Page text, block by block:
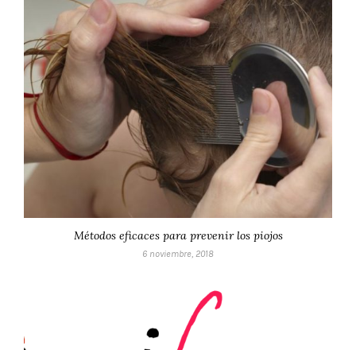
Métodos eficaces para prevenir los piojos
6 noviembre, 2018